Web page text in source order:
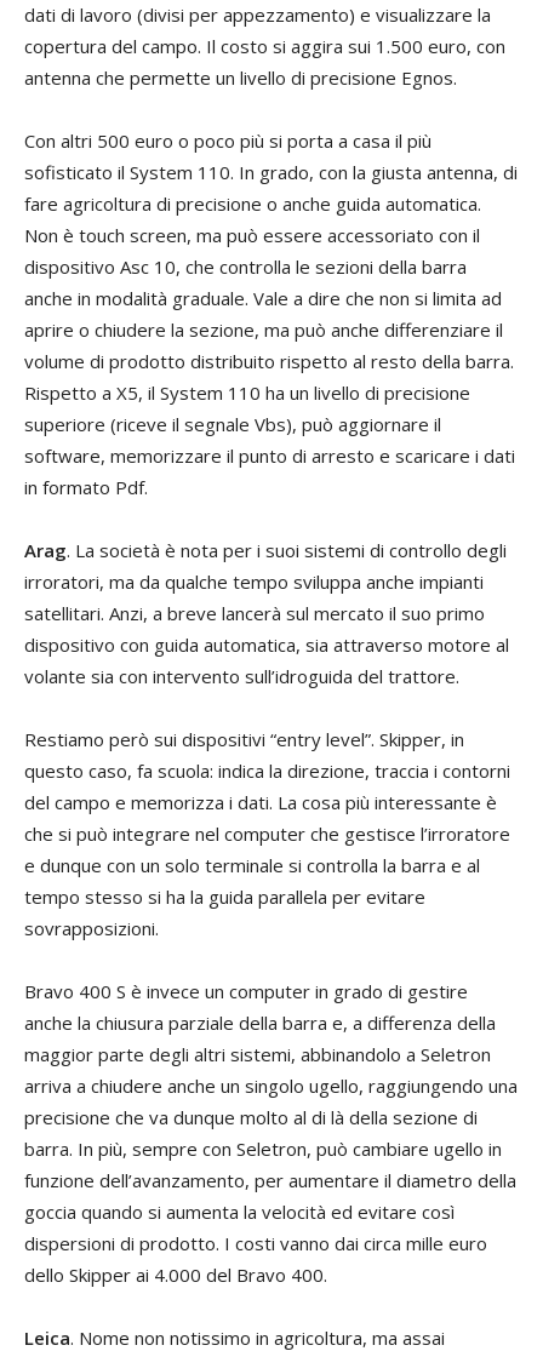
dati di lavoro (divisi per appezzamento) e visualizzare la
copertura del campo. Il costo si aggira sui 1.500 euro, con
antenna che permette un livello di precisione Egnos.
Con altri 500 euro o poco più si porta a casa il più
sofisticato il System 110. In grado, con la giusta antenna, di
fare agricoltura di precisione o anche guida automatica.
Non è touch screen, ma può essere accessoriato con il
dispositivo Asc 10, che controlla le sezioni della barra
anche in modalità graduale. Vale a dire che non si limita ad
aprire o chiudere la sezione, ma può anche differenziare il
volume di prodotto distribuito rispetto al resto della barra.
Rispetto a X5, il System 110 ha un livello di precisione
superiore (riceve il segnale Vbs), può aggiornare il
software, memorizzare il punto di arresto e scaricare i dati
in formato Pdf.
Arag. La società è nota per i suoi sistemi di controllo degli
irroratori, ma da qualche tempo sviluppa anche impianti
satellitari. Anzi, a breve lancerà sul mercato il suo primo
dispositivo con guida automatica, sia attraverso motore al
volante sia con intervento sull’idroguida del trattore.
Restiamo però sui dispositivi “entry level”. Skipper, in
questo caso, fa scuola: indica la direzione, traccia i contorni
del campo e memorizza i dati. La cosa più interessante è
che si può integrare nel computer che gestisce l’irroratore
e dunque con un solo terminale si controlla la barra e al
tempo stesso si ha la guida parallela per evitare
sovrapposizioni.
Bravo 400 S è invece un computer in grado di gestire
anche la chiusura parziale della barra e, a differenza della
maggior parte degli altri sistemi, abbinandolo a Seletron
arriva a chiudere anche un singolo ugello, raggiungendo una
precisione che va dunque molto al di là della sezione di
barra. In più, sempre con Seletron, può cambiare ugello in
funzione dell’avanzamento, per aumentare il diametro della
goccia quando si aumenta la velocità ed evitare così
dispersioni di prodotto. I costi vanno dai circa mille euro
dello Skipper ai 4.000 del Bravo 400.
Leica. Nome non notissimo in agricoltura, ma assai